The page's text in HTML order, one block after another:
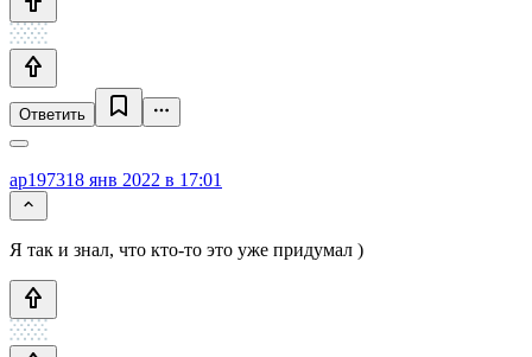
Ответить
ap197318 янв 2022 в 17:01
Я так и знал, что кто-то это уже придумал )